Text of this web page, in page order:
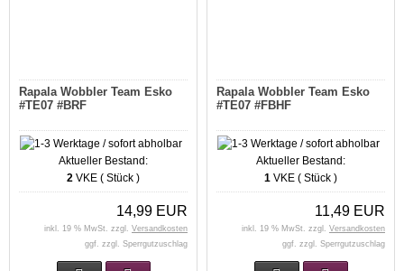
Rapala Wobbler Team Esko
#TE07 #BRF
Aktueller Bestand:
2 VKE ( Stück )
14,99 EUR
inkl. 19 % MwSt. zzgl. Versandkosten
ggf. zzgl. Sperrgutzuschlag
Rapala Wobbler Team Esko
#TE07 #FBHF
Aktueller Bestand:
1 VKE ( Stück )
11,49 EUR
inkl. 19 % MwSt. zzgl. Versandkosten
ggf. zzgl. Sperrgutzuschlag